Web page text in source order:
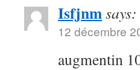
Isfjnmsays:
12 décembre
augmentin